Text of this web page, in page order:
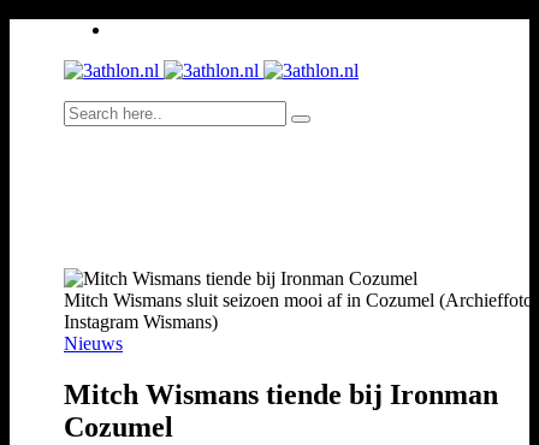
Mitch Wismans sluit seizoen mooi af in Cozumel (Archieffoto:
Instagram Wismans)
Nieuws
Mitch Wismans tiende bij Ironman
Cozumel